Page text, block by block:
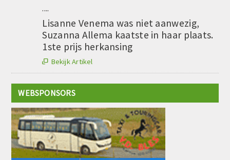
....
Lisanne Venema was niet aanwezig,
Suzanna Allema kaatste in haar plaats.
1ste prijs herkansing
 Bekijk Artikel
WEBSPONSORS